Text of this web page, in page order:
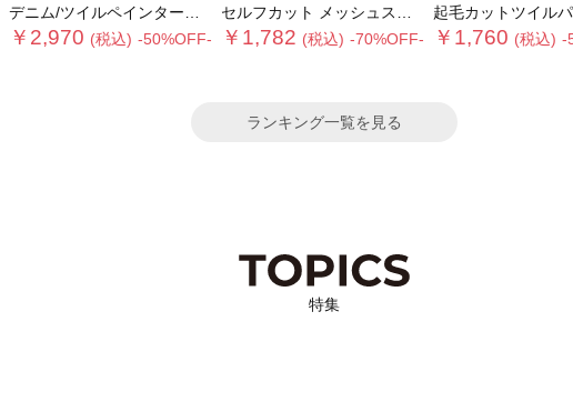
デニム/ツイルペインターハーフパンツ
￥2,970 (税込) -50%OFF-
セルフカット メッシュスカート
￥1,782 (税込) -70%OFF-
起毛カットツイル
￥1,760 (税込) -
ランキング一覧を見る
特集